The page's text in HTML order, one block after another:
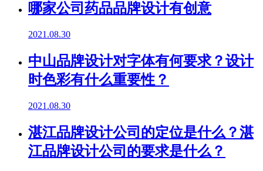
哪家公司药品品牌设计有创意
2021.08.30
中山品牌设计对字体有何要求？设计
时色彩有什么重要性？
2021.08.30
湛江品牌设计公司的定位是什么？湛
江品牌设计公司的要求是什么？